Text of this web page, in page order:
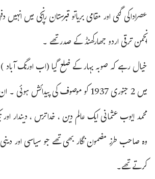
عصراداکی گئی اور مقامی بریاتو قبرستان رانچی میں
انجمن ترقی اردو جھارکھنڈ کے صدرتھے ۔
خیال رہے کہ صوبہ بہار کے ضلع گیا (اب اورنگ آباد )
میں 2 جنوری 1937 کو موصوف کی پیدائش
محمد ایوب عثمانی ایک عالم دین ، خداترس ، دیندار
وہ صاحب طرز مضمون نگار بھی تھے جو سیاسی اور
کرتے تھے۔